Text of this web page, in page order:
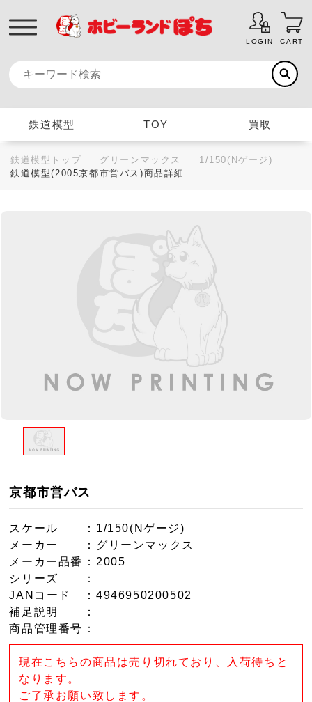
LOGIN CART
鉄道模型 TOY 買取
鉄道模型トップ グリーンマックス
1/150(Nゲージ)
鉄道模型(2005京都市営バス)商品詳細
京都市営バス
スケール
：1/150(Nゲージ)
メーカー
：グリーンマックス
メーカー品番
：2005
シリーズ
：
JANコード
：4946950200502
補足説明
：
商品管理番号 ：
現在こちらの商品は売り切れており、入荷待ちと
なります。
ご了承お願い致します。